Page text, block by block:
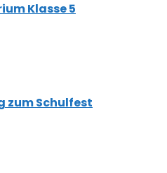
Klasse 5
zum Schulfest